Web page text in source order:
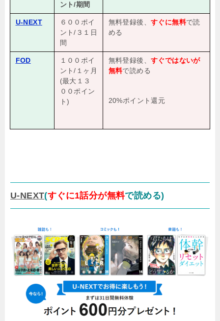
ント/期間
U-NEXT
６００ポイ
ント/３１日
間
無料登録後、 すぐに無料で読
める
FOD
１００ポイ
ント/１ヶ月
(最大１３
００ポイン
ト)
無料登録後、 すぐではないが
無料で読める
20%ポイント還元
U-NEXT(すぐに1話分が無料で読める)